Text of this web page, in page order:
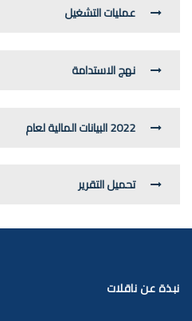
عمليات التشغيل
نهج الاستدامة
2022 البيانات المالية لعام
تحميل التقرير
نبذة عن ناقلات